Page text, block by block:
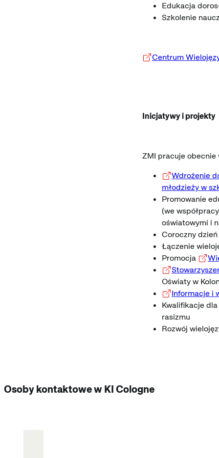
Edukacja
Szkolenie
Centrum
Inicjatywy i projekty
ZMI pracuje
Wdrożenie
młodzieży w
Promowanie
(we
oświatowymi i
Coroczny
Łączenie
Promocja
Oświaty w
Informacje i
Kwalifikacje
rasizmu
Rozwój
Osoby kontaktowe w KI Cologne